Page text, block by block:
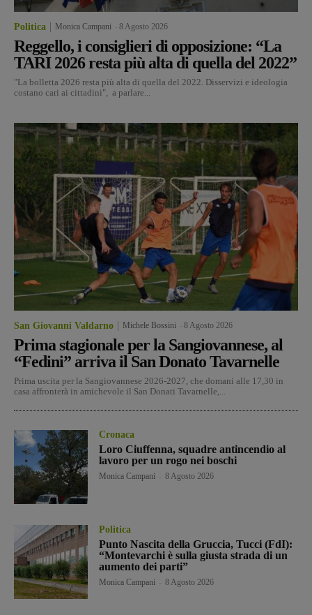
Politica Monica Campani 8 Agosto 2026
Reggello, i consiglieri di opposizione: “La
TARI 2026 resta più alta di quella del 2022”
"La bolletta 2026 resta più alta di quella del 2022. Disservizi e ideologia
costano cari ai cittadini", a parlare...
San Giovanni Valdarno Michele Bossini 8 Agosto 2026
Prima stagionale per la Sangiovannese, al
“Fedini” arriva il San Donato Tavarnelle
Prima uscita per la Sangiovannese 2026-2027, che domani alle 17,30 in
casa affronterà in amichevole il San Donati Tavarnelle,...
Cronaca
Loro Ciuffenna, squadre antincendio al
lavoro per un rogo nei boschi
Monica Campani 8 Agosto 2026
Politica
Punto Nascita della Gruccia, Tucci (FdI):
“Montevarchi è sulla giusta strada di un
aumento dei parti”
Monica Campani 8 Agosto 2026